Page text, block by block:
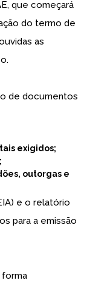
que começará
do termo de
as
de documentos
exigidos;
outorgas e
e o relatório
para a emissão
forma